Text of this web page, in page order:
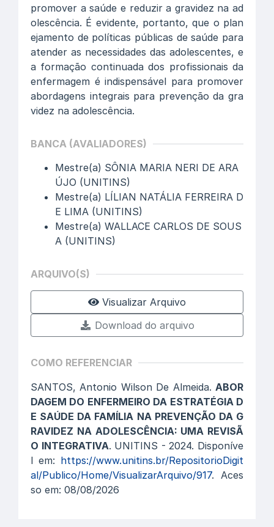
promover a saúde e reduzir a gravidez na ad
olescência. É evidente, portanto, que o plan
ejamento de políticas públicas de saúde para
atender as necessidades das adolescentes, e
a formação continuada dos profissionais da
enfermagem é indispensável para promover
abordagens integrais para prevenção da gra
videz na adolescência.
BANCA (AVALIADORES)
Mestre(a) SÔNIA MARIA NERI DE ARA
ÚJO (UNITINS)
Mestre(a) LÍLIAN NATÁLIA FERREIRA D
E LIMA (UNITINS)
Mestre(a) WALLACE CARLOS DE SOUS
A (UNITINS)
ARQUIVO(S)
Visualizar Arquivo
Download do arquivo
COMO REFERENCIAR
SANTOS, Antonio Wilson De Almeida. ABOR
DAGEM DO ENFERMEIRO DA ESTRATÉGIA D
E SAÚDE DA FAMÍLIA NA PREVENÇÃO DA G
RAVIDEZ NA ADOLESCÊNCIA: UMA REVISÃ
O INTEGRATIVA. UNITINS - 2024. Disponíve
l em: https://www.unitins.br/RepositorioDigit
al/Publico/Home/VisualizarArquivo/917. Aces
so em: 08/08/2026